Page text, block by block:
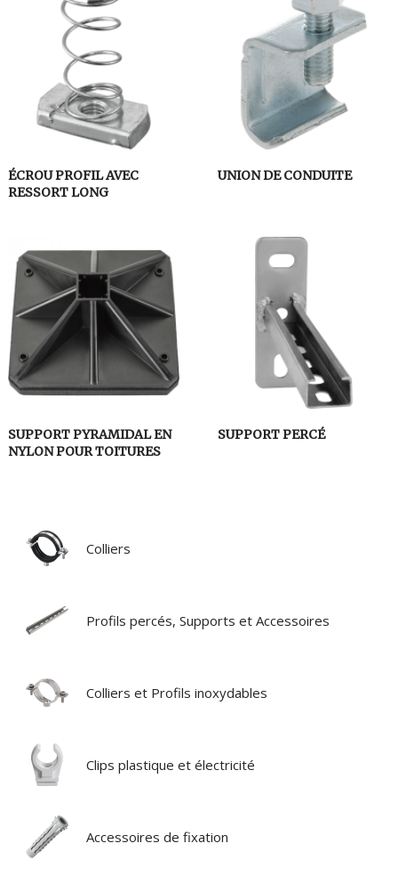
ÉCROU PROFIL AVEC
RESSORT LONG
UNION DE CONDUITE
SUPPORT PYRAMIDAL EN
NYLON POUR TOITURES
SUPPORT PERCÉ
Colliers
Profils percés, Supports et Accessoires
Colliers et Profils inoxydables
Clips plastique et électricité
Accessoires de fixation